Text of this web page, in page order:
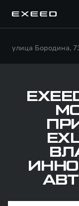
улица Бородина,